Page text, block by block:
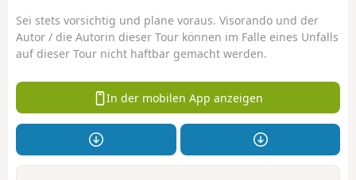
Sei stets vorsichtig und plane voraus. Visorando und der
Autor / die Autorin dieser Tour können im Falle eines Unfalls
auf dieser Tour nicht haftbar gemacht werden.
In der mobilen App anzeigen